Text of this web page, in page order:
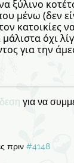
ξύλινο
μένω (δεν
κατοικίες
όχι
για την
για να
πριν #4148